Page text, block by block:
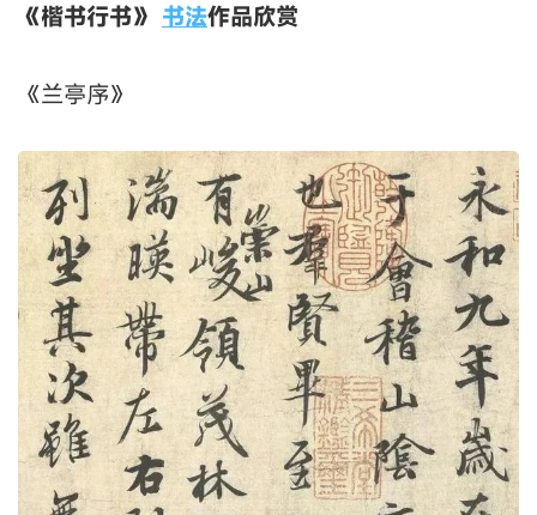
《楷书行书》 书法作品欣赏
《兰亭序》